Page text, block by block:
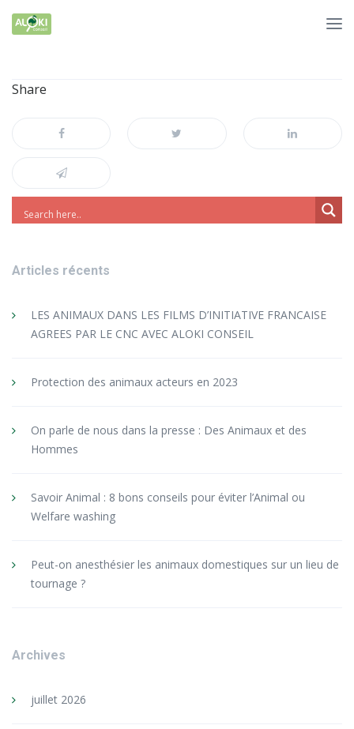
Share
Articles récents
LES ANIMAUX DANS LES FILMS D’INITIATIVE FRANCAISE
AGREES PAR LE CNC AVEC ALOKI CONSEIL
Protection des animaux acteurs en 2023
On parle de nous dans la presse : Des Animaux et des
Hommes
Savoir Animal : 8 bons conseils pour éviter l’Animal ou
Welfare washing
Peut-on anesthésier les animaux domestiques sur un lieu de
tournage ?
Archives
juillet 2026